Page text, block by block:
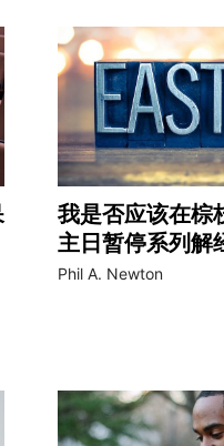
我是否应该在棕
主日暂停系列解
Phil A. Newton